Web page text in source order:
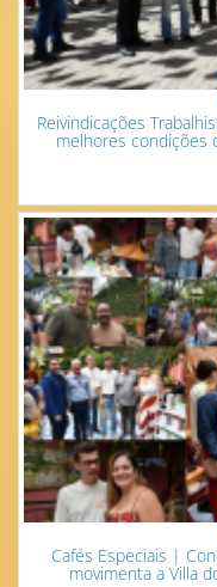
Reivindicações
melhores condições
Cafés Especiais |
movimenta a Villa